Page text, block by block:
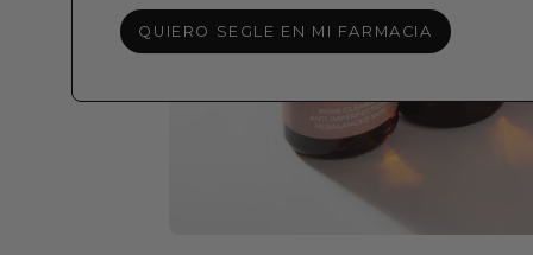
QUIERO SEGLE EN MI FARMACIA